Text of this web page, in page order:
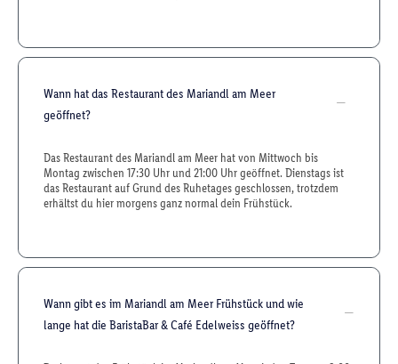
Wann hat das Restaurant des Mariandl am Meer
geöffnet?
Das Restaurant des Mariandl am Meer hat von Mittwoch bis
Montag zwischen 17:30 Uhr und 21:00 Uhr geöffnet. Dienstags ist
das Restaurant auf Grund des Ruhetages geschlossen, trotzdem
erhältst du hier morgens ganz normal dein Frühstück.
Wann gibt es im Mariandl am Meer Frühstück und wie
lange hat die BaristaBar & Café Edelweiss geöffnet?